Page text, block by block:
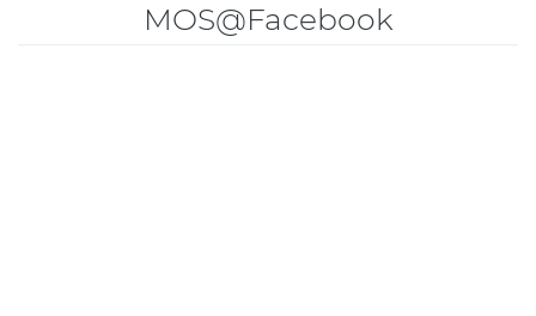
MOS@Facebook